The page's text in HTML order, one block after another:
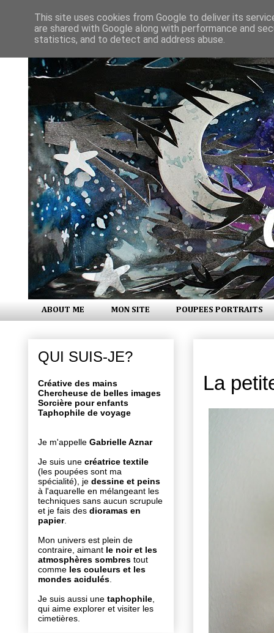
ABOUT ME MON SITE POUPEES PORTRAITS
La
QUI SUIS-JE?
Créative des mains
Chercheuse de belles images
Sorcière pour enfants
Taphophile de voyage
Je m'appelle Gabrielle Aznar
Je suis une créatrice textile
(les poupées sont ma
spécialité), je dessine et peins
à l'aquarelle en mélangeant les
techniques sans aucun scrupule
et je fais des dioramas en
papier.
Mon univers est plein de
contraire, aimant le noir et les
atmosphères sombres tout
comme les couleurs et les
mondes acidulés
Je suis aussi une taphophile
qui aime explorer et visiter les
cimetières.
This site uses cookies from Google to deliver its
are shared with Google along with performance and
statistics, and to detect and address abuse.